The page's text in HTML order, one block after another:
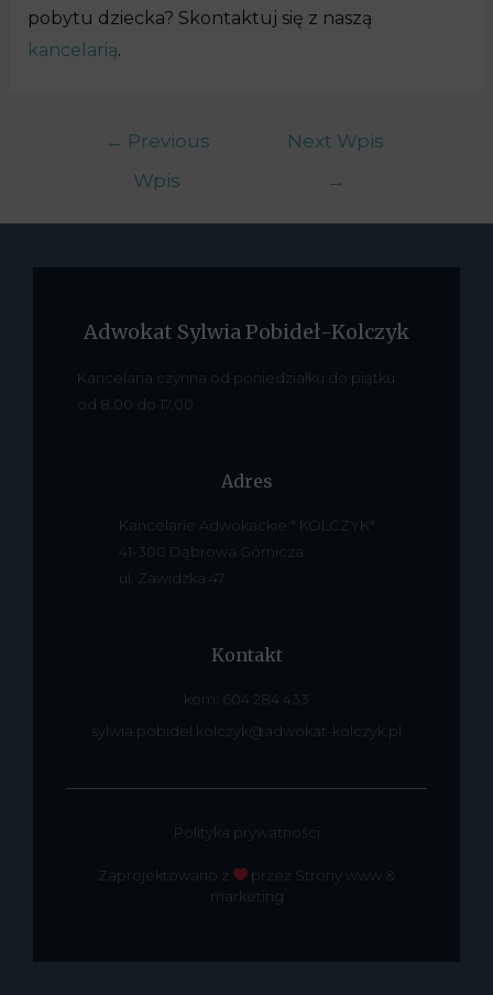
pobytu dziecka? Skontaktuj się z naszą
kancelarią.
← Previous
Wpis
Next Wpis
→
Adwokat Sylwia Pobideł-Kolczyk
Kancelaria czynna od poniedziałku do piątku
od 8.00 do 17.00
Adres
Kancelarie Adwokackie " KOLCZYK"
41-300 Dąbrowa Górnicza
ul. Zawidzka 47
Kontakt
kom: 604 284 433
sylwia.pobidel.kolczyk@adwokat-kolczyk.pl
Polityka prywatności
Zaprojektowano z
przez Strony www &
marketing